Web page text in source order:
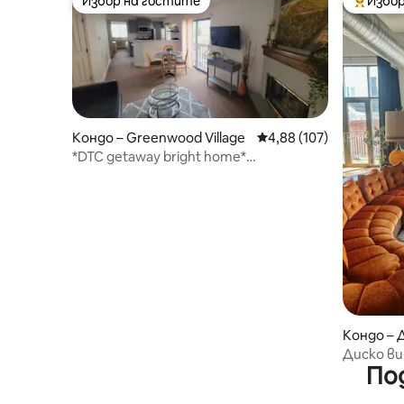
Избор на гостите
Кондо – Greenwood Village Средна оценка: 4,88
4,88 (107)
*DTC getaway bright home*
Най-
Кондо –
Диско